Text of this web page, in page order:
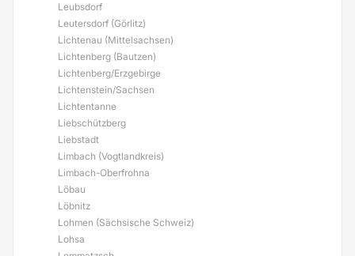
Leubsdorf
Leutersdorf (Görlitz)
Lichtenau (Mittelsachsen)
Lichtenberg (Bautzen)
Lichtenberg/Erzgebirge
Lichtenstein/Sachsen
Lichtentanne
Liebschützberg
Liebstadt
Limbach (Vogtlandkreis)
Limbach-Oberfrohna
Löbau
Löbnitz
Lohmen (Sächsische Schweiz)
Lohsa